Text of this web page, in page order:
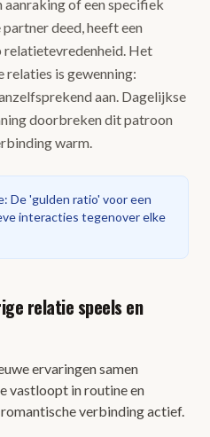
aanraking of een specifiek
deed, heeft een
Het
is gewenning:
aan. Dagelijkse
doorbreken dit patroon
warm.
De 'gulden ratio' voor een
interacties tegenover elke
relatie speels en
ervaringen samen
vastloopt in routine en
verbinding actief.